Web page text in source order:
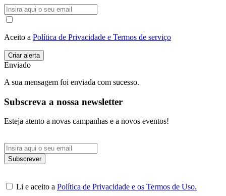
Aceito a Política de Privacidade e Termos de serviço
Enviado
A sua mensagem foi enviada com sucesso.
Subscreva a nossa newsletter
Esteja atento a novas campanhas e a novos eventos!
Li e aceito a Política de Privacidade e os Termos de Uso.